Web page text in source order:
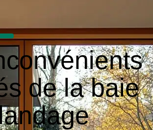
de la baie